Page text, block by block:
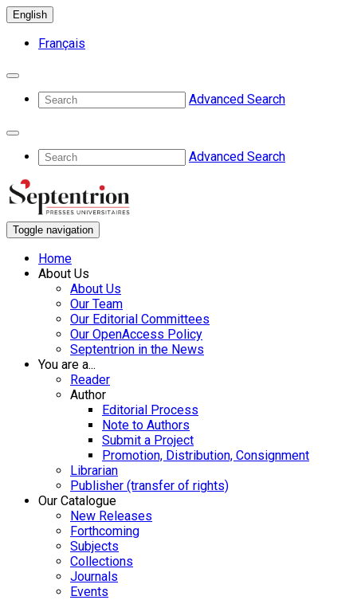
English
Français
Advanced Search
Advanced Search
Toggle navigation
Home
About Us
About Us
Our Team
Our Editorial Committees
Our OpenAccess Policy
Septentrion in the News
You are a...
Reader
Author
Editorial Process
Note to Authors
Submit a Project
Promotion, Distribution, Consignment
Librarian
Publisher (transfer of rights)
Our Catalogue
New Releases
Forthcoming
Subjects
Collections
Journals
Events